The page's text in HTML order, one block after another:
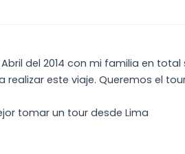
del 2014 con mi familia en
este viaje. Queremos el
tomar un tour desde Lima